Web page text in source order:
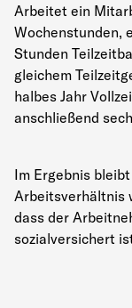
Arbeitet ein
Wochenstunden,
Stunden
gleichem
halbes Jahr
anschließend
Im Ergebnis
Arbeitsverhältnis
dass der
sozialversichert